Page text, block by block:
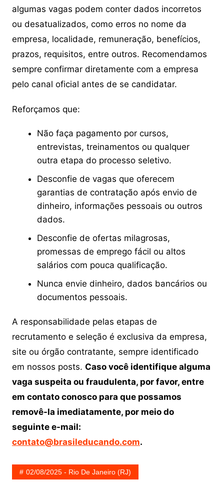
algumas vagas podem conter dados incorretos
ou desatualizados, como erros no nome da
empresa, localidade, remuneração, benefícios,
prazos, requisitos, entre outros. Recomendamos
sempre confirmar diretamente com a empresa
pelo canal oficial antes de se candidatar.
Reforçamos que:
Não faça pagamento por cursos,
entrevistas, treinamentos ou qualquer
outra etapa do processo seletivo.
Desconfie de vagas que oferecem
garantias de contratação após envio de
dinheiro, informações pessoais ou outros
dados.
Desconfie de ofertas milagrosas,
promessas de emprego fácil ou altos
salários com pouca qualificação.
Nunca envie dinheiro, dados bancários ou
documentos pessoais.
A responsabilidade pelas etapas de
recrutamento e seleção é exclusiva da empresa,
site ou órgão contratante, sempre identificado
em nossos posts. Caso você identifique alguma
vaga suspeita ou fraudulenta, por favor, entre
em contato conosco para que possamos
removê-la imediatamente, por meio do
seguinte e-mail:
contato@brasileducando.com.
02/08/2025 - Rio De Janeiro (RJ)